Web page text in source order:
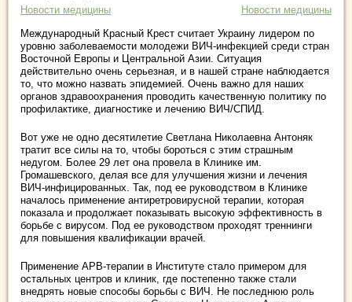
Новости медицины
Новости медицины
Международный Красный Крест считает Украину лидером по
уровню заболеваемости молодежи ВИЧ-инфекцией среди стран
Восточной Европы и Центральной Азии. Ситуация
действительно очень серьезная, и в нашей стране наблюдается
то, что можно назвать эпидемией. Очень важно для наших
органов здравоохранения проводить качественную политику по
профилактике, диагностике и лечению ВИЧ/СПИД.
Вот уже не одно десятилетие Светлана Николаевна Антоняк
тратит все силы на то, чтобы бороться с этим страшным
недугом. Более 29 лет она провела в Клинике им.
Громашевского, делая все для улучшения жизни и лечения
ВИЧ-инфицированных. Так, под ее руководством в Клинике
началось применение антиретровирусной терапии, которая
показала и продолжает показывать высокую эффективность в
борьбе с вирусом. Под ее руководством проходят треннинги
для повышения квалификации врачей.
Применение АРВ-терапии в Институте стало примером для
остальных центров и клиник, где постепенно также стали
внедрять новые способы борьбы с ВИЧ. Не последнюю роль